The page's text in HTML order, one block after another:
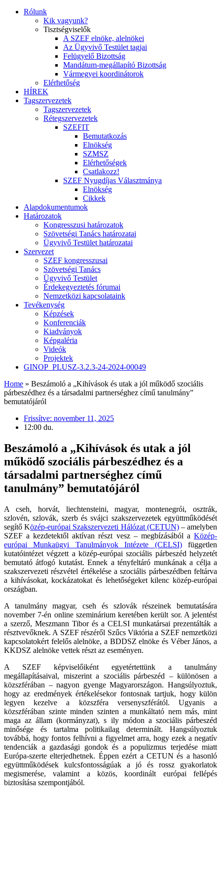
Rólunk
Kik vagyunk?
Tisztségviselők
A SZEF elnöke, alelnökei
Az Ügyvivő Testület tagjai
Felügyelő Bizottság
Mandátum-megállapító Bizottság
Vármegyei koordinátorok
Elérhetőség
HÍREK
Tagszervezetek
Tagszervezetek
Rétegszervezetek
SZEFIT
Bemutatkozás
Elnökség
SZMSZ
Elérhetőségek
Csatlakozz!
SZEF Nyugdíjas Választmánya
Elnökség
Cikkek
Alapdokumentumok
Határozatok
Kongresszusi határozatok
Szövetségi Tanács határozatai
Ügyvivő Testület határozatai
Szervezet
SZEF kongresszusai
Szövetségi Tanács
Ügyvivő Testület
Érdekegyeztetés fórumai
Nemzetközi kapcsolataink
Tevékenység
Képzések
Konferenciák
Kiadványok
Képgaléria
Videók
Projektek
GINOP_PLUSZ-3.2.3-24-2024-00049
Home » Beszámoló a „Kihívások és utak a jól működő szociális
párbeszédhez és a társadalmi partnerséghez című tanulmány”
bemutatójáról
Frissítve: november 11, 2025
12:00 du.
Beszámoló a „Kihívások és utak a jól
működő szociális párbeszédhez és a
társadalmi partnerséghez című
tanulmány” bemutatójáról
A cseh, horvát, liechtensteini, magyar, montenegrói, osztrák,
szlovén, szlovák, szerb és svájci szakszervezetek együttműködését
segítő Közép-európai Szakszervezeti Hálózat (CETUN)– amelyben
SZEF a kezdetektől aktívan részt vesz – megbízásából a Közép-
európai Munkaügyi Tanulmányok Intézete (CELSI)független
kutatóintézet végzett a közép-európai szociális párbeszéd helyzetét
bemutató átfogó kutatást. Ennek a tényfeltáró munkának a célja a
szakszervezeti részvétel értékelése a szociális párbeszédben feltárva
a kihívásokat, kockázatokat és lehetőségeket kilenc közép-európai
országban.
A tanulmány magyar, cseh és szlovák részeinek bemutatására
november 7-én online szeminárium keretében került sor. A jelentést
a szerző, Meszmann Tibor és a CELSI munkatársai prezentálták a
résztvevőknek. A SZEF részéről Szűcs Viktória a SZEF nemzetközi
kapcsolatokért felelős alelnöke, a BDDSZ elnöke és Véber János, a
KKDSZ alelnöke vettek részt az eseményen.
A SZEF képviselőiként egyetértettünk a tanulmány
megállapításaival, miszerint a szociális párbeszéd – különösen a
közszférában – nagyon gyenge Magyarországon. Hangsúlyoztuk,
hogy az eredmények értékelésekor fontosnak tartjuk, hogy külön
legyen kezelve a közszféra versenyszférától. Ugyanis a
közszférában szinte minden szinten a munkáltató nem más, mint
maga az állam (kormányzat), s ily módon a szociális párbeszéd
minősége és tartalma politikailag determinált. Hangsúlyoztuk
továbbá, hogy fontos felhívni a figyelmet arra, hogy ezek a negatív
tendenciák a gazdasági gondok és a populizmus terjedése miatt
Európa-szerte elterjedhetnek. Éppen ezért a CETUN és a hasonló
együttműködések kulcsfontosságúak a jó és rossz gyakorlatok
megismerése, valamint a közös, koordinált európai fellépés
biztosítása szempontjából.